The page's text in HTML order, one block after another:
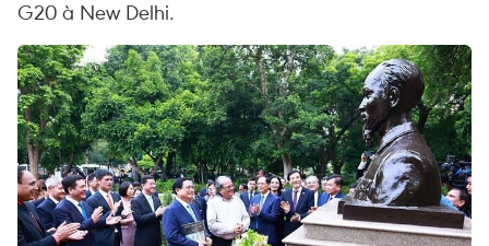
G20 à New Delhi.